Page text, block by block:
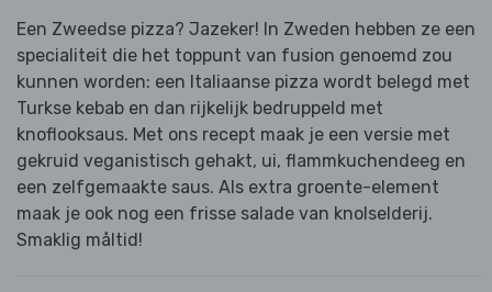
Een Zweedse pizza? Jazeker! In Zweden hebben ze een
specialiteit die het toppunt van fusion genoemd zou
kunnen worden: een Italiaanse pizza wordt belegd met
Turkse kebab en dan rijkelijk bedruppeld met
knoflooksaus. Met ons recept maak je een versie met
gekruid veganistisch gehakt, ui, flammkuchendeeg en
een zelfgemaakte saus. Als extra groente-element
maak je ook nog een frisse salade van knolselderij.
Smaklig måltid!